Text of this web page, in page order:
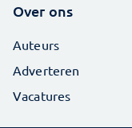
Over ons
Auteurs
Adverteren
Vacatures